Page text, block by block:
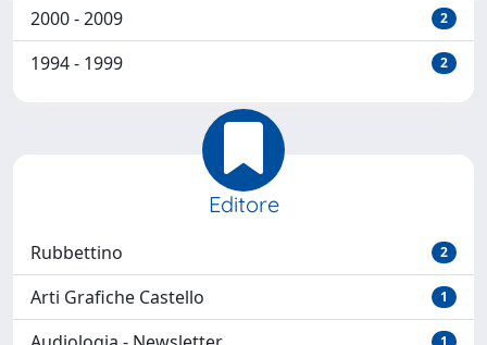
2000 - 2009 2
1994 - 1999 2
Editore
Rubbettino 2
Arti Grafiche Castello 1
1